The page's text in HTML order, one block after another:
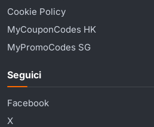
Cookie Policy
MyCouponCodes HK
MyPromoCodes SG
Seguici
Facebook
X